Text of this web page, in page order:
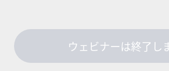
ウェビナーは終了し